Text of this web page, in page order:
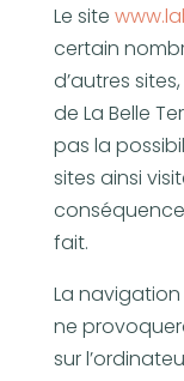
Le site
certain
d’autres
de La Belle
pas la
sites ainsi
fait.
La navigation
ne
sur